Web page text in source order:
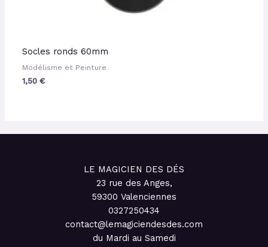
Socles ronds 60mm
Modélisme et Peinture
1,50€
LE MAGICIEN DES DÉS
23 rue des Anges,
59300 Valenciennes
0327250434
contact@lemagiciendesdes.com
du Mardi au Samedi